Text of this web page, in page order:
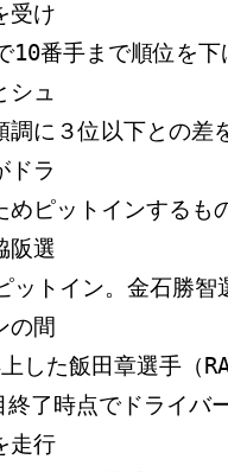
受け
10番手まで順位を
シュ
調に３位以下との差
ドラ
めピットインするも
阪選
ットイン。金石勝智
の間
した飯田章選手（
終了時点でドライバ
走行